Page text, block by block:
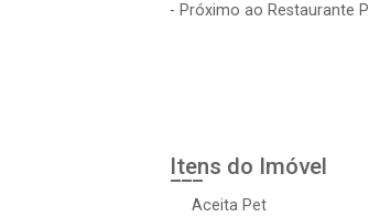
- Próximo ao Restaurante
Itens do Imóvel
Aceita Pet